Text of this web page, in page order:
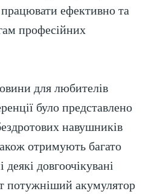
ефективно та
професійних
для любителів
було представлено
навушників
отримують багато
довгоочікувані
потужніший акумулятор